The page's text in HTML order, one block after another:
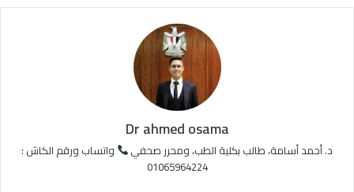
Dr ahmed osama
د. أحمد أسامة، طالب بكلية الطب، ومحرر صحفي
واتساب ورقم الكاش :
01065964224